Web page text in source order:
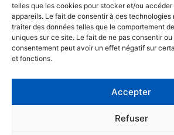
telles que les cookies pour stocker et/ou
appareils. Le fait de consentir à ces technologies
traiter des données telles que le comportement
uniques sur ce site. Le fait de ne pas consentir ou
consentement peut avoir un effet négatif sur
et fonctions.
Accepter
Refuser
Mentions légales
Politique de confidentialité